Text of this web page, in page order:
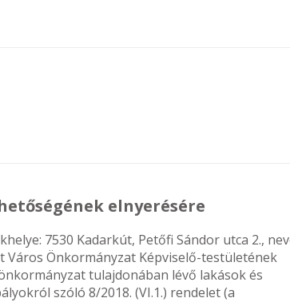
elnyerésére
7530 Kadarkút, Petőfi Sándor utca 2.,
Önkormányzat Képviselő-testületének
tulajdonában lévő lakások és
szóló 8/2018. (VI.1.) rendelet (a